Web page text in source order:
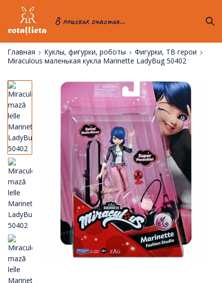
В поисках счастья...
Главная Куклы, фигурки, роботы
Фигурки, ТВ герои
Miraculous маленькая кукла Marinette LadyBug 50402